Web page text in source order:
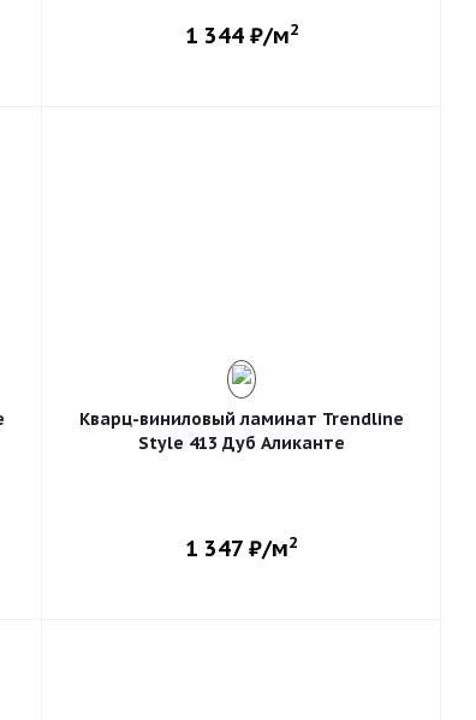
1 344₽/м2
Кварц-виниловый ламинат Trendline
Style 413 Дуб Аликанте
1 347 ₽/м2